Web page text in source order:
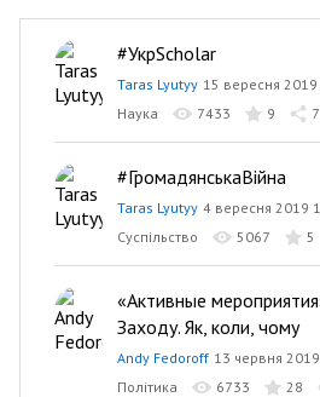
#УкрScholar
Taras Lyutyy 15 вересня 2019
Наука
7433 9
#ГромадянськаВійна
Taras Lyutyy 4 вересня 2019
Суспільство
5067 5
«Активные
Заходу. Як, коли, чому
Andy Fedoroff 13 червня
Політика
6733 28